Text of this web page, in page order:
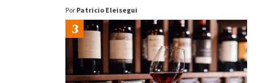
Por Patricio Eleisegui